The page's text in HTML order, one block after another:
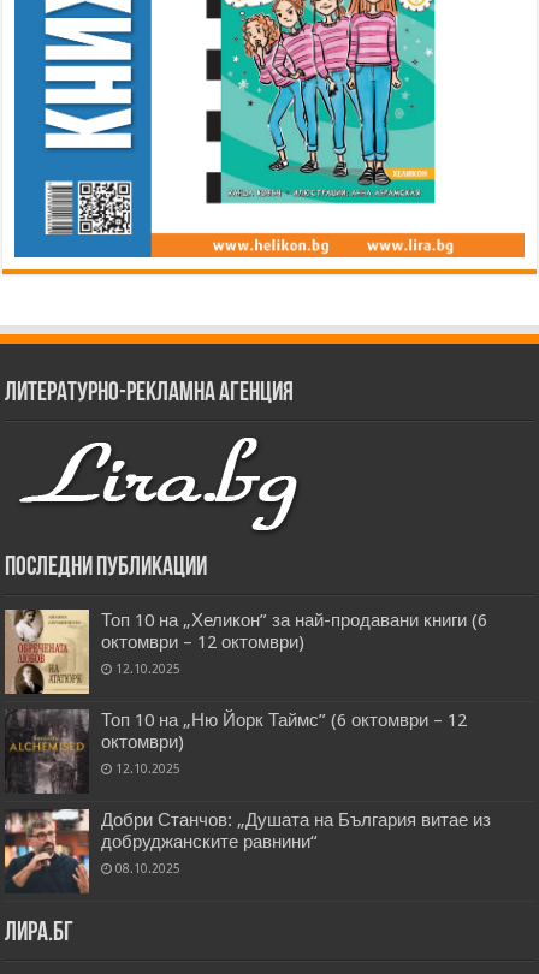
Литературно-рекламна агенция
Последни публикации
Топ 10 на „Хеликон” за най-продавани книги (6
октомври – 12 октомври)
12.10.2025
Топ 10 на „Ню Йорк Таймс” (6 октомври – 12
октомври)
12.10.2025
Добри Станчов: „Душата на България витае из
добруджанските равнини“
08.10.2025
Лира.бг